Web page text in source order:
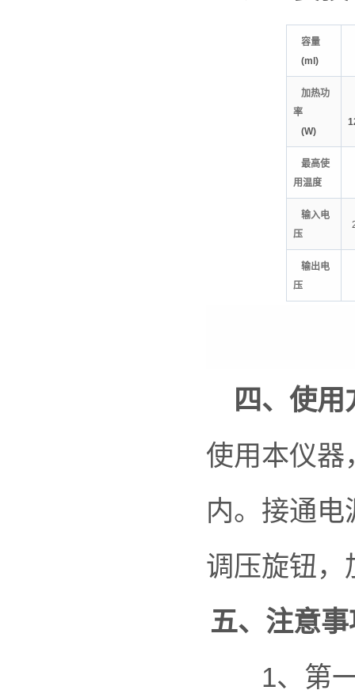
容量
(ml)
加热功
率
(W)
最高使
用温度
输入电
压
输出电
压
四、使用
使用本仪器
内。接通
调压旋钮，
五、注意
1、第一